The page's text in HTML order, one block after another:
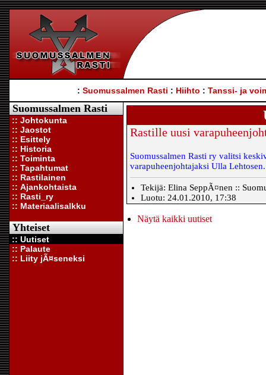
: Suomussalmen Rasti : Hiihto : Tanssi- ja
Suomussalmen Rasti
:: Johtokunta
:: Jaostot
:: Esittely
:: Historia
:: Toiminta
:: Tapahtumat
:: Rastilainen
:: Ajankohtaista
:: Rasti_ry
:: Materiaalisalkku
Yhteiset
:: Uutiset
:: Palaute
:: Liity jÃ¤seneksi
Rastille uusi
Suomussalmen Rasti ry valitsi
varapuheenjohtajaksi Ulla
Tekijä: Elina SeppÃ¤nen ::
Luotu: 24.01.2010, 17:38
Näytä kaikki uutiset